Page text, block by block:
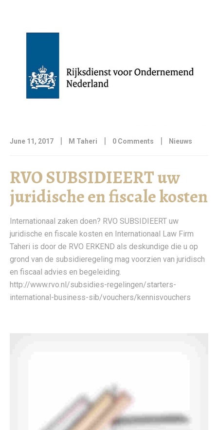
June 11, 2017 | M Taheri | 0 Comments | Nieuws
RVO SUBSIDIEERT uw
juridische en fiscale kosten
Internationaal zaken doen? RVO SUBSIDIEERT uw
juridische en fiscale kosten en Internationaal Law Firm
Taheri is door de RVO ERKEND als deskundige die u op
grond van de subsidieregeling mag voorzien van juridisch
en fiscaal advies en begeleiding.
http://www.rvo.nl/subsidies-regelingen/starters-
international-business-sib/vouchers/kennisvouchers